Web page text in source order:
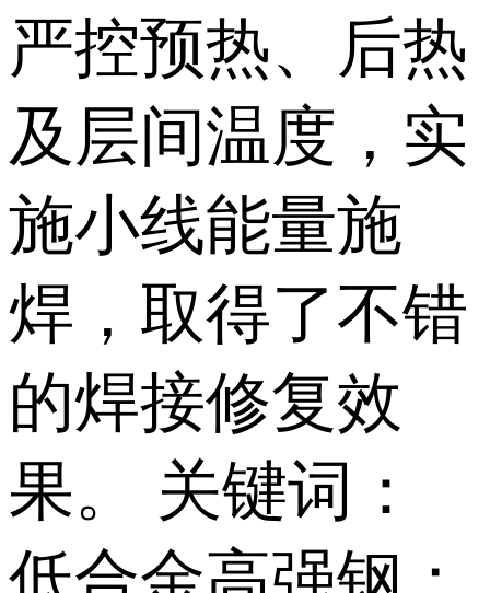
严控预热、后热
及层间温度，实
施小线能量施
焊，取得了不错
的焊接修复效
果。 关键词：